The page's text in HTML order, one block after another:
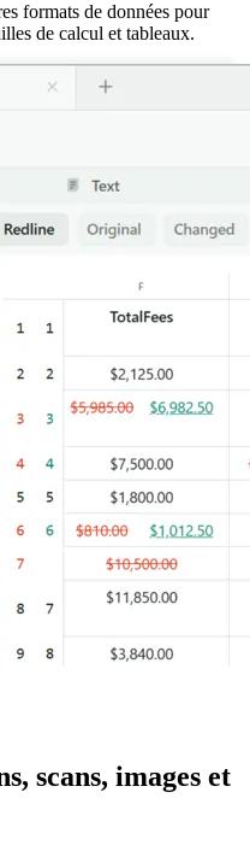
formats de données pour
de calcul et tableaux.
scans, images et